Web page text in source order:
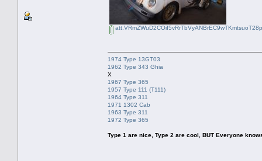
1974 Type 13GT03
1962 Type 343 Ghia
X
1967 Type 365
1957 Type 111 (T111)
1964 Type 311
1971 1302 Cab
1963 Type 311
1972 Type 365
Type 1 are nice, Type 2 are cool, BUT Everyone